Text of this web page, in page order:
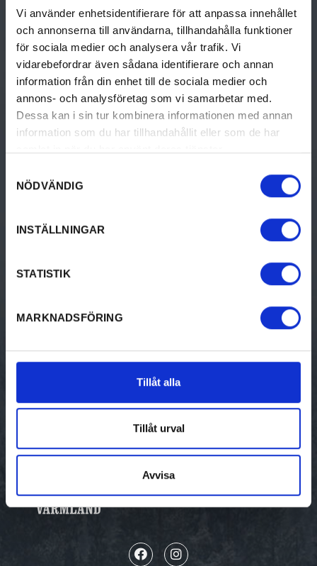
Vi använder enhetsidentifierare för att anpassa innehållet
och annonserna till användarna, tillhandahålla funktioner
för sociala medier och analysera vår trafik. Vi
vidarebefordrar även sådana identifierare och annan
information från din enhet till de sociala medier och
annons- och analysföretag som vi samarbetar med.
Dessa kan i sin tur kombinera informationen med annan
information som du har tillhandahållit eller som de har
NÖDVÄNDIG
INSTÄLLNINGAR
STATISTIK
MARKNADSFÖRING
Tillåt alla
Tillåt urval
Avvisa
tourist@munkfors.se
GÖRA
Aktiviteter
Kultur & historia
Boende
Destinationer i Värmland
Destination Värmland
Camping